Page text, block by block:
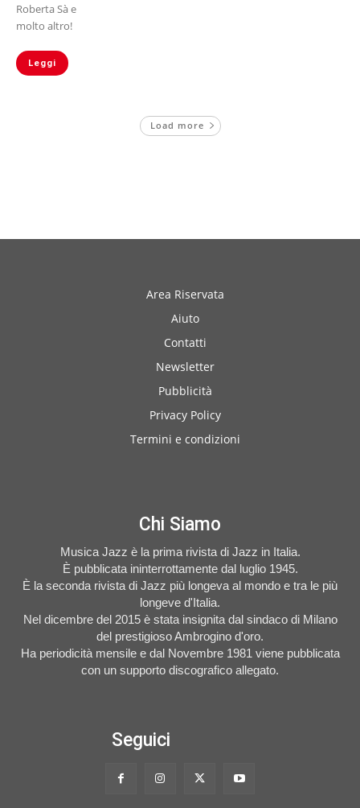
Roberta Sà e
molto altro!
Leggi
Load more
Area Riservata
Aiuto
Contatti
Newsletter
Pubblicità
Privacy Policy
Termini e condizioni
Chi Siamo
Musica Jazz è la prima rivista di Jazz in Italia.
È pubblicata ininterrottamente dal luglio 1945.
È la seconda rivista di Jazz più longeva al mondo e tra le più
longeve d'Italia.
Nel dicembre del 2015 è stata insignita dal sindaco di Milano
del prestigioso Ambrogino d'oro.
Ha periodicità mensile e dal Novembre 1981 viene pubblicata
con un supporto discografico allegato.
Seguici